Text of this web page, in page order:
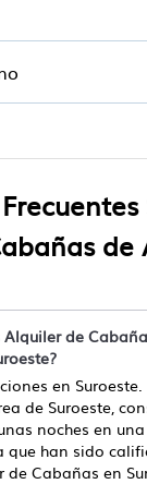
de
Alquiler de
en
de Suroeste,
noches en
que han sido
de Cabañas en